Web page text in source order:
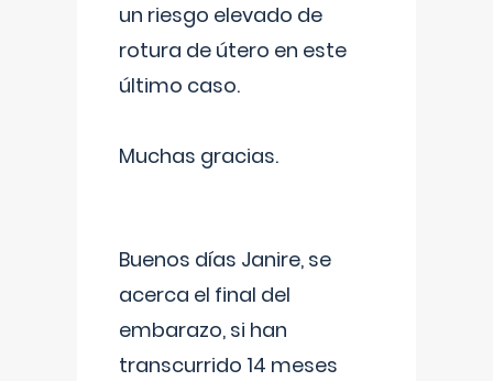
un riesgo elevado de
rotura de útero en este
último caso.
Muchas gracias.
Buenos días Janire, se
acerca el final del
embarazo, si han
transcurrido 14 meses